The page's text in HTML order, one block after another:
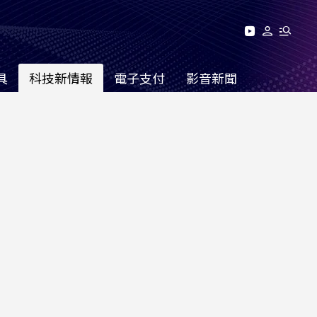
科技新情報 電子支付 影音新聞